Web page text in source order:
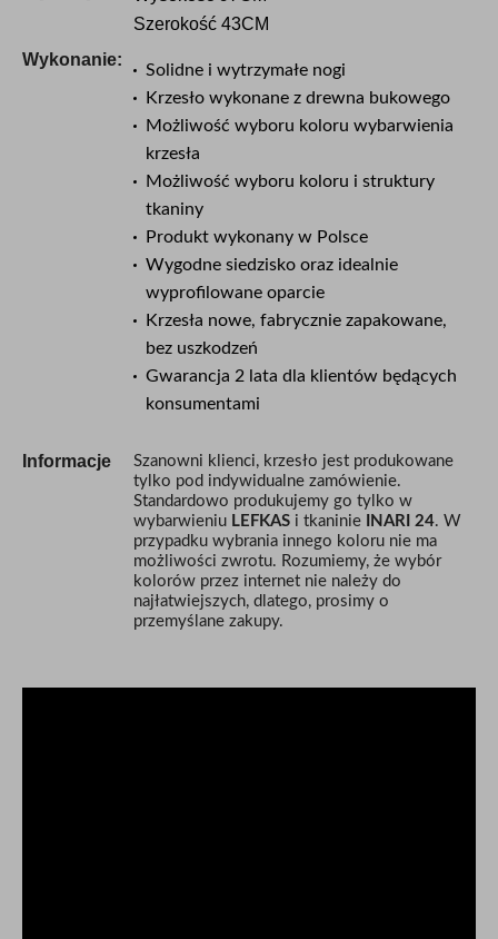
Szerokość 43CM
Wykonanie:
Solidne i wytrzymałe nogi
Krzesło wykonane z drewna bukowego
Możliwość wyboru koloru wybarwienia
krzesła
Możliwość wyboru koloru i struktury
tkaniny
Produkt wykonany w Polsce
Wygodne siedzisko oraz idealnie
wyprofilowane oparcie
Krzesła nowe, fabrycznie zapakowane,
bez uszkodzeń
Gwarancja 2 lata dla klientów będących
konsumentami
Informacje
Szanowni klienci, krzesło jest produkowane
tylko pod indywidualne zamówienie.
Standardowo produkujemy go tylko w
wybarwieniu LEFKAS i tkaninie INARI 24. W
przypadku wybrania innego koloru nie ma
możliwości zwrotu. Rozumiemy, że wybór
kolorów przez internet nie należy do
najłatwiejszych, dlatego, prosimy o
przemyślane zakupy.